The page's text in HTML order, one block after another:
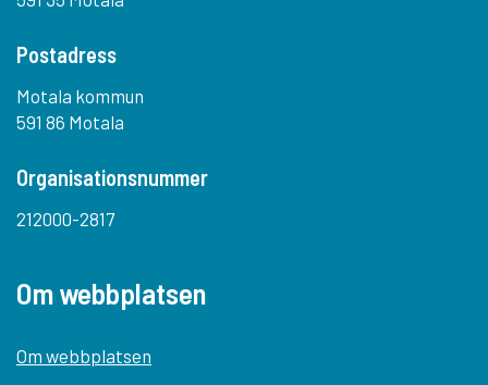
Postadress
Motala kommun
591 86 Motala
Organisationsnummer
212000-2817
Om webbplatsen
Om webbplatsen